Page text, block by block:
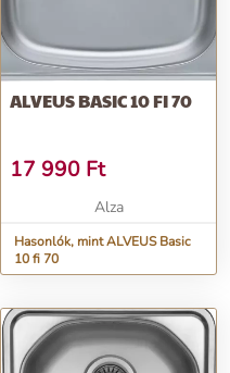
ALVEUS BASIC 10 FI 70
17 990 Ft
Alza
Hasonlók, mint ALVEUS Basic
10 fi 70